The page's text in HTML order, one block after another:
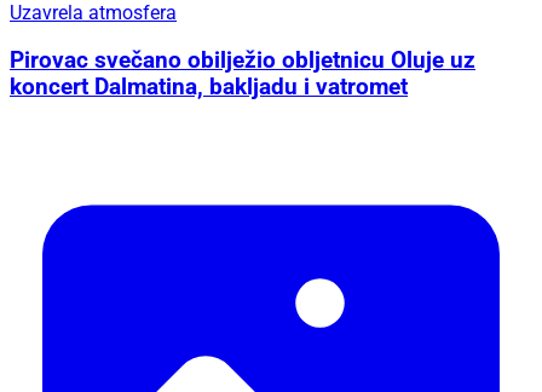
Uzavrela atmosfera
Pirovac svečano obilježio obljetnicu Oluje uz
koncert Dalmatina, bakljadu i vatromet